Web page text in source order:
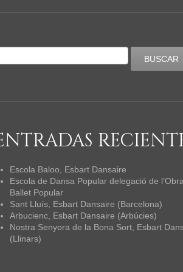
Escola Baloo, Esbart Dansaire
Escola de Dansa Popular delegació de
Ballet Popular
Sant Lluís, Esbart Dansaire (Barcelona)
Arbucienc, Esbart Dansaire (Arbúcies)
Nostra Senyora de la Bona Sort, Esbart
(Llinars)